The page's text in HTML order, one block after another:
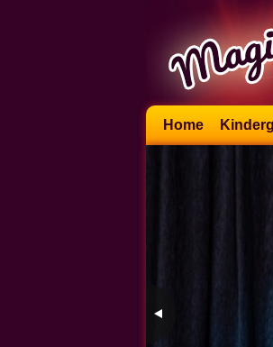
Skip
to
Home